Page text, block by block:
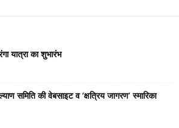
यात्रा का शुभारंभ
समिति की वेबसाइट व ‘क्षत्रिय जागरण’ स्मारिका